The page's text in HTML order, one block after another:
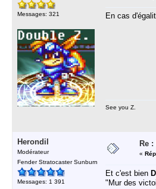
Messages: 321 En cas
See you Z.
Herondil
Modérateur
Fender Stratocaster Sunburn
Messages: 1 391
Re
«
Et c'est bien
"Mur des